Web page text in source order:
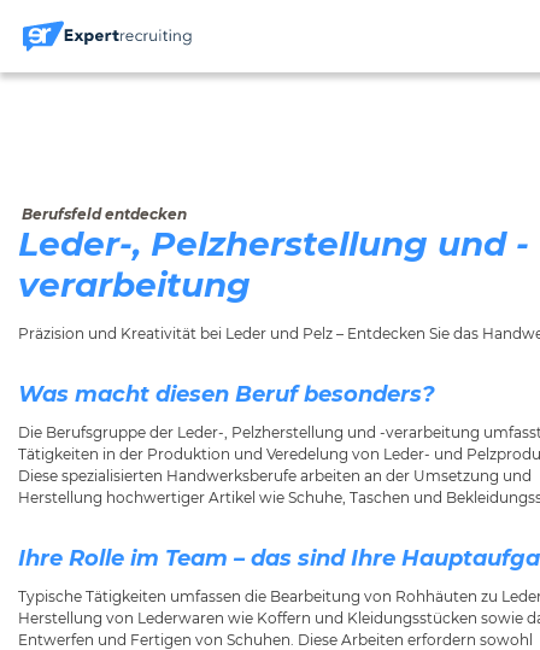
Berufsfeld entdecken
Leder-, Pelzherstellung und -
verarbeitung
Präzision und Kreativität bei Leder und Pelz – Entdecken Sie das
Was macht diesen Beruf besonders?
Die Berufsgruppe der Leder-, Pelzherstellung und -verarbeitung
Tätigkeiten in der Produktion und Veredelung von Leder- und
Diese spezialisierten Handwerksberufe arbeiten an der Umsetzung und
Herstellung hochwertiger Artikel wie Schuhe, Taschen und
Ihre Rolle im Team – das sind Ihre
Typische Tätigkeiten umfassen die Bearbeitung von Rohhäuten zu
Herstellung von Lederwaren wie Koffern und Kleidungsstücken sowie
Entwerfen und Fertigen von Schuhen. Diese Arbeiten erfordern sowohl